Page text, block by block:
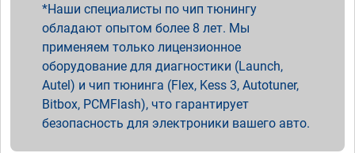
Наши специалисты по чип тюнингу
обладают опытом более 8 лет. Мы
применяем только лицензионное
оборудование для диагностики (Launch,
Autel) и чип тюнинга (Flex, Kess 3, Autotuner,
Bitbox, PCMFlash), что гарантирует
безопасность для электроники вашего авто.